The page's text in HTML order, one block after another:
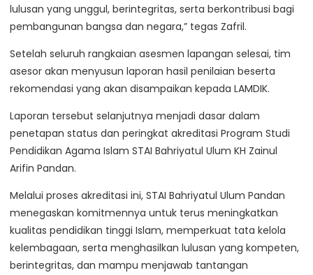
lulusan yang unggul, berintegritas, serta berkontribusi bagi
pembangunan bangsa dan negara,” tegas Zafril.
Setelah seluruh rangkaian asesmen lapangan selesai, tim
asesor akan menyusun laporan hasil penilaian beserta
rekomendasi yang akan disampaikan kepada LAMDIK.
Laporan tersebut selanjutnya menjadi dasar dalam
penetapan status dan peringkat akreditasi Program Studi
Pendidikan Agama Islam STAI Bahriyatul Ulum KH Zainul
Arifin Pandan.
Melalui proses akreditasi ini, STAI Bahriyatul Ulum Pandan
menegaskan komitmennya untuk terus meningkatkan
kualitas pendidikan tinggi Islam, memperkuat tata kelola
kelembagaan, serta menghasilkan lulusan yang kompeten,
berintegritas, dan mampu menjawab tantangan